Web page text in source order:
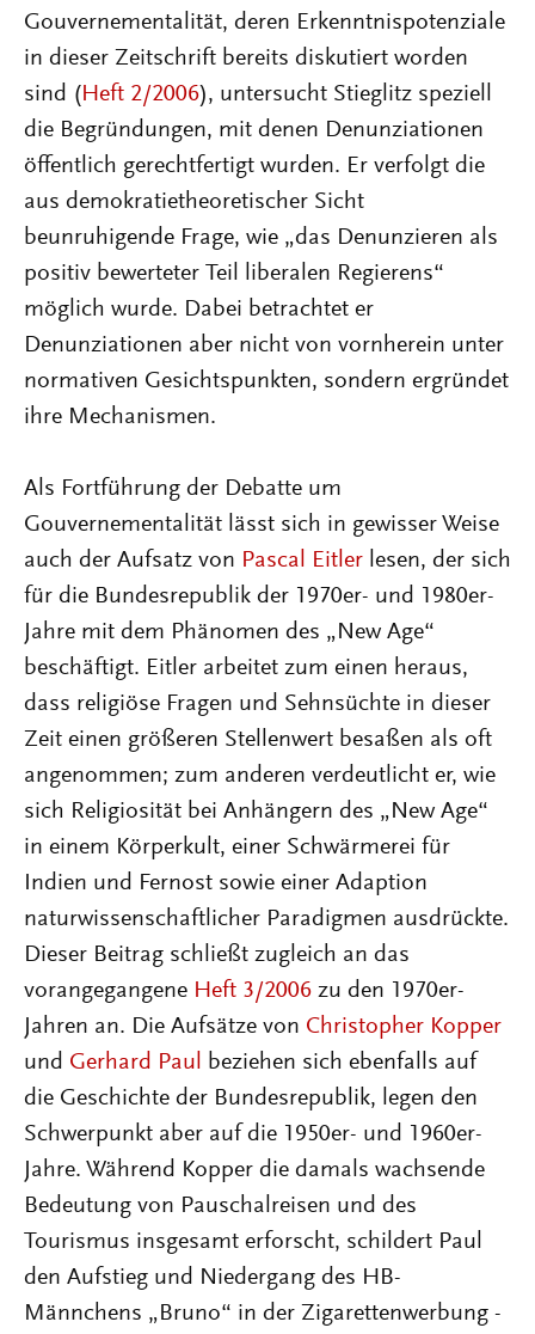
Gouvernementalität, deren Erkenntnispotenziale
in dieser Zeitschrift bereits diskutiert worden
sind (Heft 2/2006), untersucht Stieglitz speziell
die Begründungen, mit denen Denunziationen
öffentlich gerechtfertigt wurden. Er verfolgt die
aus demokratietheoretischer Sicht
beunruhigende Frage, wie „das Denunzieren als
positiv bewerteter Teil liberalen Regierens“
möglich wurde. Dabei betrachtet er
Denunziationen aber nicht von vornherein unter
normativen Gesichtspunkten, sondern ergründet
ihre Mechanismen.
Als Fortführung der Debatte um
Gouvernementalität lässt sich in gewisser Weise
auch der Aufsatz von Pascal Eitler lesen, der sich
für die Bundesrepublik der 1970er- und 1980er-
Jahre mit dem Phänomen des „New Age“
beschäftigt. Eitler arbeitet zum einen heraus,
dass religiöse Fragen und Sehnsüchte in dieser
Zeit einen größeren Stellenwert besaßen als oft
angenommen; zum anderen verdeutlicht er, wie
sich Religiosität bei Anhängern des „New Age“
in einem Körperkult, einer Schwärmerei für
Indien und Fernost sowie einer Adaption
naturwissenschaftlicher Paradigmen ausdrückte.
Dieser Beitrag schließt zugleich an das
vorangegangene Heft 3/2006 zu den 1970er-
Jahren an. Die Aufsätze von Christopher Kopper
und Gerhard Paul beziehen sich ebenfalls auf
die Geschichte der Bundesrepublik, legen den
Schwerpunkt aber auf die 1950er- und 1960er-
Jahre. Während Kopper die damals wachsende
Bedeutung von Pauschalreisen und des
Tourismus insgesamt erforscht, schildert Paul
den Aufstieg und Niedergang des HB-
Männchens „Bruno“ in der Zigarettenwerbung -